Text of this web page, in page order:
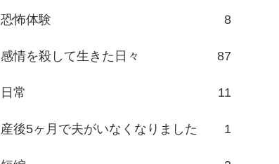
恐怖体験 8
感情を殺して生きた日々 87
日常 11
産後5ヶ月で夫がいなくなりました 1